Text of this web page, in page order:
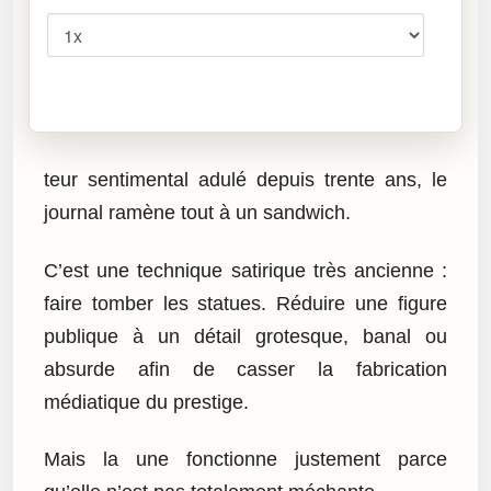
teur sentimental adulé depuis trente ans, le
journal ramène tout à un sandwich.
C’est une technique satirique très ancienne :
faire tomber les statues. Réduire une figure
publique à un détail grotesque, banal ou
absurde afin de casser la fabrication
médiatique du prestige.
Mais la une fonctionne justement parce